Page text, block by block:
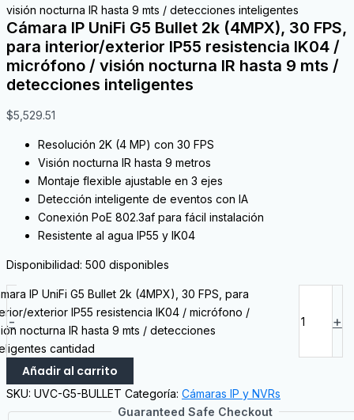
visión nocturna IR hasta 9 mts / detecciones inteligentes
Cámara IP UniFi G5 Bullet 2k (4MPX), 30 FPS,
para interior/exterior IP55 resistencia IK04 /
micrófono / visión nocturna IR hasta 9 mts /
detecciones inteligentes
$5,529.51
Resolución 2K (4 MP) con 30 FPS
Visión nocturna IR hasta 9 metros
Montaje flexible ajustable en 3 ejes
Detección inteligente de eventos con IA
Conexión PoE 802.3af para fácil instalación
Resistente al agua IP55 y IK04
Disponibilidad: 500 disponibles
-
IP UniFi G5 Bullet 2k (4MPX), 30 FPS, para
exterior IP55 resistencia IK04 / micrófono /
nocturna IR hasta 9 mts / detecciones
cantidad
+
Añadir al carrito
SKU: UVC-G5-BULLET Categoría: Cámaras IP y NVRs
Guaranteed Safe Checkout